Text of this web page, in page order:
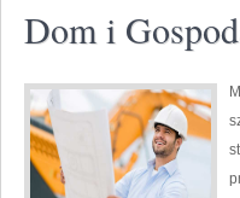
Dom i